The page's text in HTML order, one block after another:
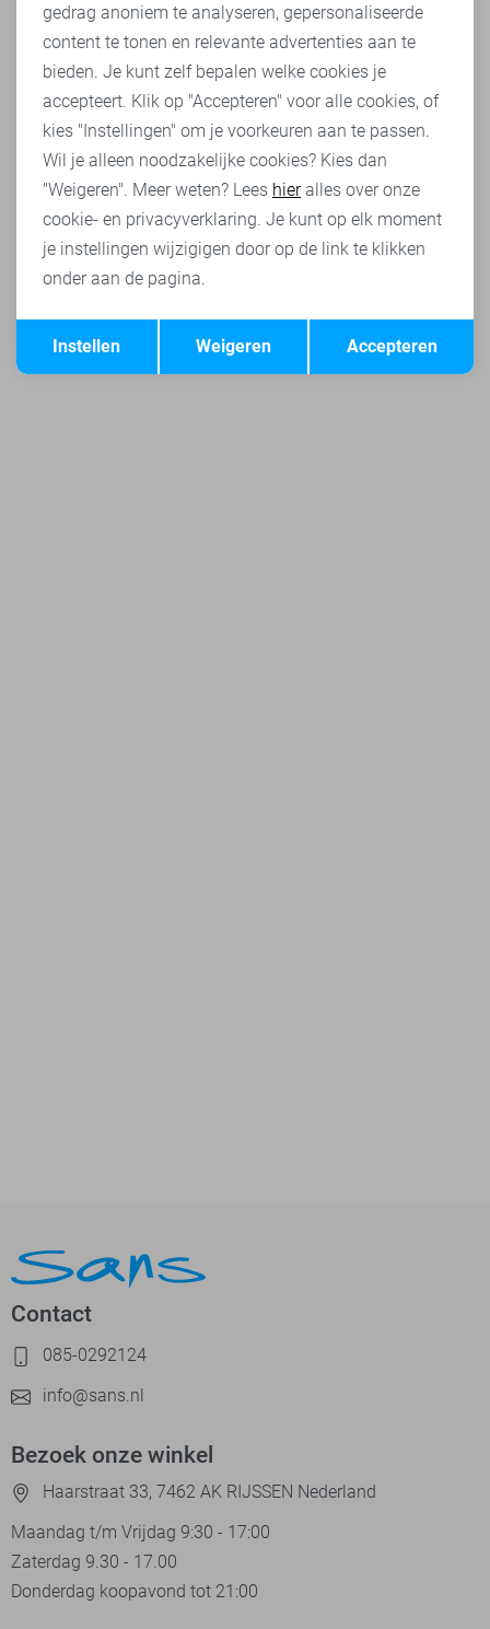
Contact
085-0292124
info@sans.nl
Bezoek onze winkel
Haarstraat 33, 7462 AK RIJSSEN Nederland
Maandag t/m Vrijdag 9:30 - 17:00
Zaterdag 9.30 - 17.00
Donderdag koopavond tot 21:00
Marketing cookies
Terug Opslaan
gedrag anoniem te analyseren, gepersonaliseerde
content te tonen en relevante advertenties aan te
bieden. Je kunt zelf bepalen welke cookies je
accepteert. Klik op "Accepteren" voor alle cookies, of
kies "Instellingen" om je voorkeuren aan te passen.
Wil je alleen noodzakelijke cookies? Kies dan
"Weigeren". Meer weten? Lees hieralles over onze
cookie- en privacyverklaring. Je kunt op elk moment
je instellingen wijzigigen door op de link te klikken
onder aan de pagina.
Accepteren
Weigeren
Instellen